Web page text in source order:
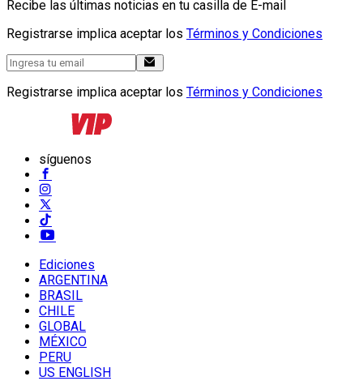
Recibe las últimas noticias en tu casilla de E-mail
Registrarse implica aceptar los Términos y Condiciones
Registrarse implica aceptar los Términos y Condiciones
síguenos
Ediciones
ARGENTINA
BRASIL
CHILE
GLOBAL
MÉXICO
PERU
US ENGLISH